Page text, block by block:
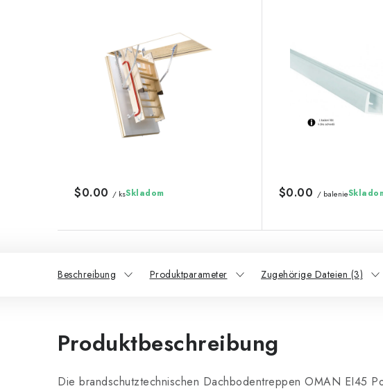
$0.00 / ksSkladom $0.00 / balenie
Beschreibung Produktparameter Zugehörige Dateien (3)
Produktbeschreibung
Die brandschutztechnischen Dachbodentreppen OMAN EI45